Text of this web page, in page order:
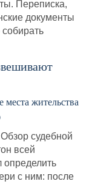
Переписка,
документы
жительства
судебной
всей
определить
с ним: после